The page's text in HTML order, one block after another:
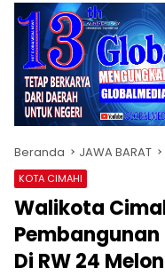
Beranda JAWA BARAT
KOTA CIMAHI
Walikota
Pembangunan
Di RW 24